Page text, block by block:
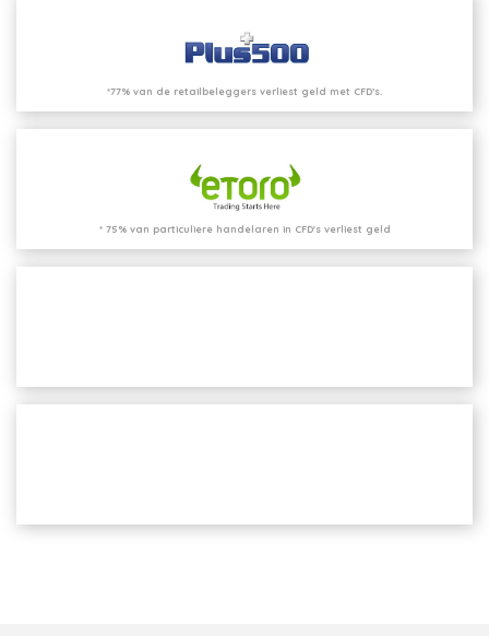
*77% van de retailbeleggers verliest geld met CFD’s.
* 75% van particuliere handelaren in CFD's verliest geld